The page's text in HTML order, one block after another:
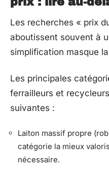
Les recherches « prix
aboutissent souvent à
simplification masque
Les principales
ferrailleurs et
suivantes :
Laiton massif propre
catégorie la mieux
nécessaire.